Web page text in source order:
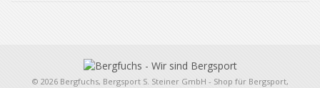
© 2026 Bergfuchs, Bergsport S. Steiner GmbH - Shop für Bergsport,